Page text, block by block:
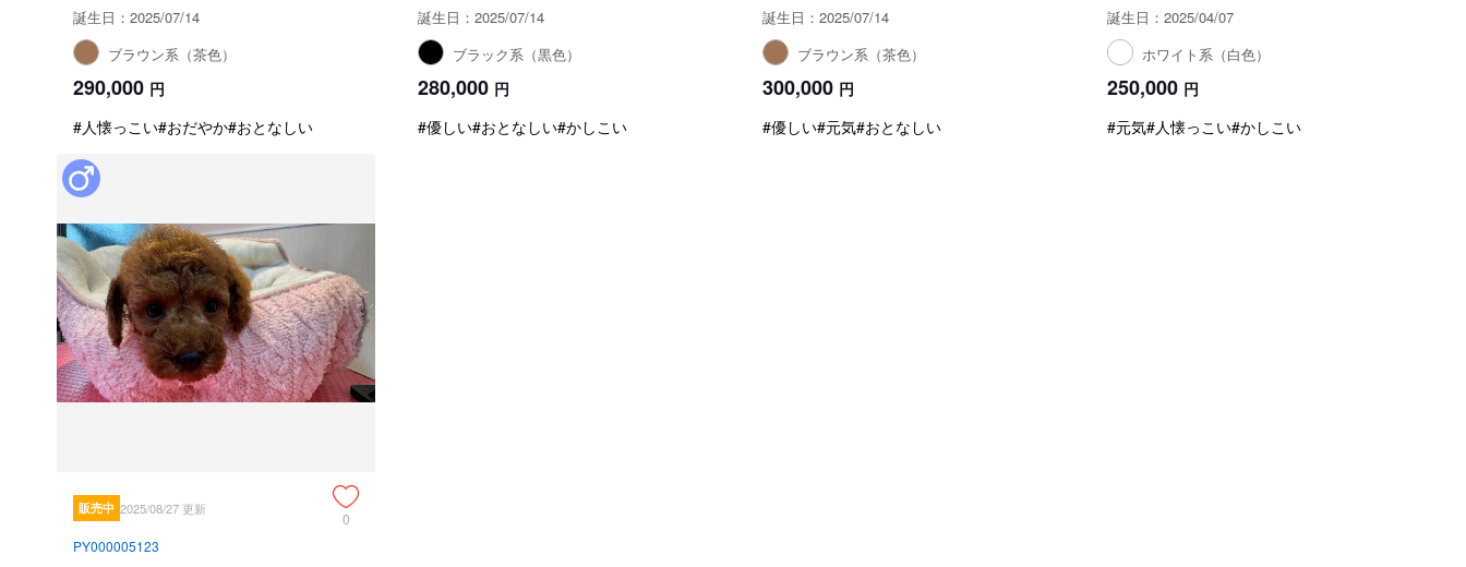
誕生日：2025/07/14
ブラウン系（茶色）
290,000 円
#人懐っこい#おだやか#おとなしい
誕生日：2025/07/14
ブラック系（黒色）
280,000 円
#優しい#おとなしい#かしこい
誕生日：2025/07/14
ブラウン系（茶色）
300,000 円
#優しい#元気#おとなしい
誕生日：2025/04/07
ホワイト系（白色）
250,000 円
#元気#人懐っこい#かしこい
販売中 2025/08/27 更新
0
PY000005123